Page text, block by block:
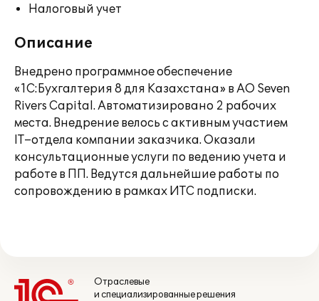
Налоговый учет
Описание
Внедрено программное обеспечение
«1С:Бухгалтерия 8 для Казахстана» в АО Seven
Rivers Capital. Автоматизировано 2 рабочих
места. Внедрение велось с активным участием
IT–отдела компании заказчика. Оказали
консультационные услуги по ведению учета и
работе в ПП. Ведутся дальнейшие работы по
сопровождению в рамках ИТС подписки.
Отраслевые
и специализированные решения